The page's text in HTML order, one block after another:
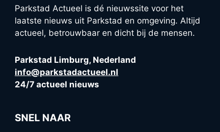
Parkstad Actueel is dé nieuwssite voor het
laatste nieuws uit Parkstad en omgeving. Altijd
actueel, betrouwbaar en dicht bij de mensen.
Parkstad Limburg, Nederland
info@parkstadactueel.nl
24/7 actueel nieuws
SNEL NAAR